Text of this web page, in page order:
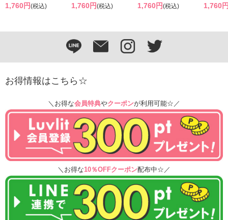
1,760円(税込) 1,760円(税込) 1,760円(税込) 1,760
お得情報はこちら☆
＼お得な会員特典やクーポンが利用可能☆／
＼お得な10％OFFクーポン配布中☆／